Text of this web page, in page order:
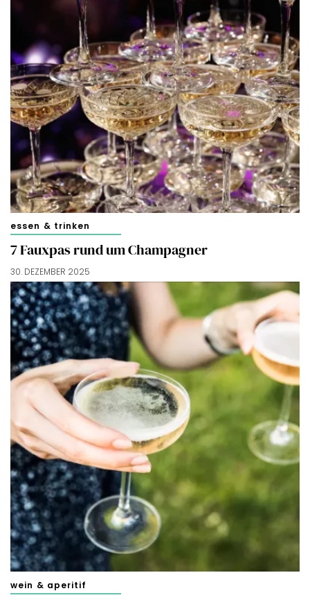
essen & trinken
7 Fauxpas rund um Champagner
30. DEZEMBER 2025
wein & aperitif